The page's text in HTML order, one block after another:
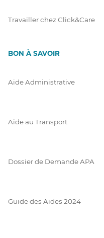
Travailler chez Click&Care
BON À SAVOIR
Aide Administrative
Aide au Transport
Dossier de Demande APA
Guide des Aides 2024